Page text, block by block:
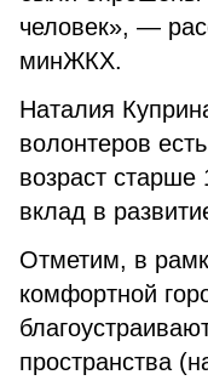
человек», —
минЖКХ.
Наталия
волонтеров
возраст старше
вклад в
Отметим, в
комфортной
пространства